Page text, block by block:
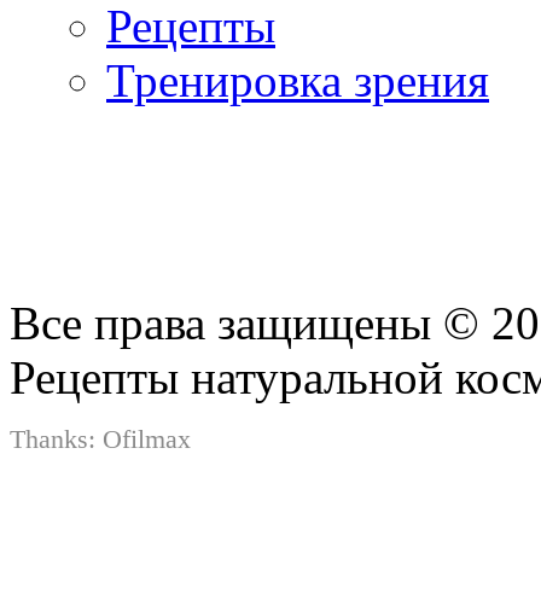
Рецепты
Тренировка зрения
Все права защищены ©
Рецепты натуральной
Thanks: Ofilmax